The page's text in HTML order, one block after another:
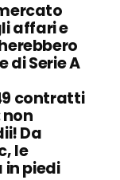
affari e
di Serie A
contratti
non
Da
le
piedi